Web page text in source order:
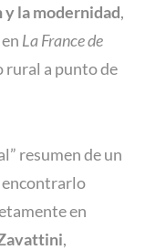
y la modernidad,
La France de
rural a punto de
resumen de un
encontrarlo
en
,